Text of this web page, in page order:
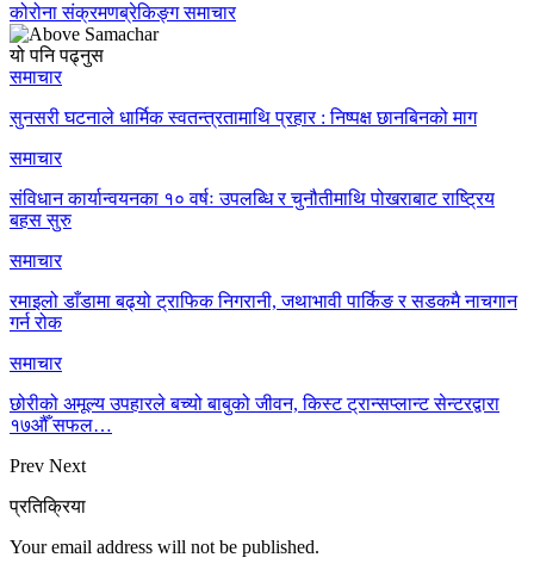
कोरोना संक्रमणब्रेकिङ्ग समाचार
यो पनि पढ्नुस
समाचार
सुनसरी घटनाले धार्मिक स्वतन्त्रतामाथि प्रहार : निष्पक्ष छानबिनको माग
समाचार
संविधान कार्यान्वयनका १० वर्षः उपलब्धि र चुनौतीमाथि पोखराबाट राष्ट्रिय
बहस सुरु
समाचार
रमाइलो डाँडामा बढ्यो ट्राफिक निगरानी, जथाभावी पार्किङ र सडकमै नाचगान
गर्न रोक
समाचार
छोरीको अमूल्य उपहारले बच्यो बाबुको जीवन, किस्ट ट्रान्सप्लान्ट सेन्टरद्वारा
१७औँ सफल…
Prev Next
प्रतिक्रिया
Your email address will not be published.